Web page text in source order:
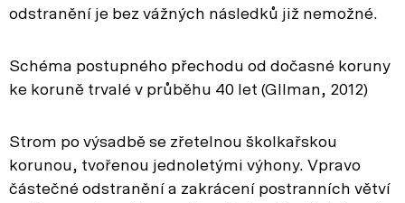
odstranění je bez vážných následků již nemožné.
Schéma postupného přechodu od dočasné koruny
ke koruně trvalé v průběhu 40 let (Gllman, 2012)
Strom po výsadbě se zřetelnou školkařskou
korunou, tvořenou jednoletými výhony. Vpravo
částečné odstranění a zakrácení postranních větví